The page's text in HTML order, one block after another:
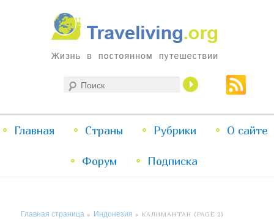
Traveliving
Жизнь в постоянном путешествии
меню
Перейти
к
Перейти
к
Главная Страны Рубрики О сайте
Форум Подписка
Главная страница » Индонезия » КАЛИМАНТАН (PAGE 2)